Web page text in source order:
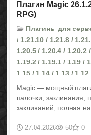
Плагин Magic
RPG)
Плагины для
/ 1.21.10 / 1.21.8 /
1.20.5 / 1.20.4 / 1.20.2
1.19.2 / 1.19.1 / 1.19 /
1.15 / 1.14 / 1.13 / 1.12
Magic — мощный
палочки,
заклинаний, полная
27.04.2026 50 0